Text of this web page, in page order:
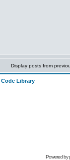
Display posts from
Code Library
Powered by